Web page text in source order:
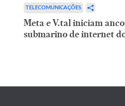
TELECOMUNICAÇÕES
Meta e V.tal iniciam
submarino de internet